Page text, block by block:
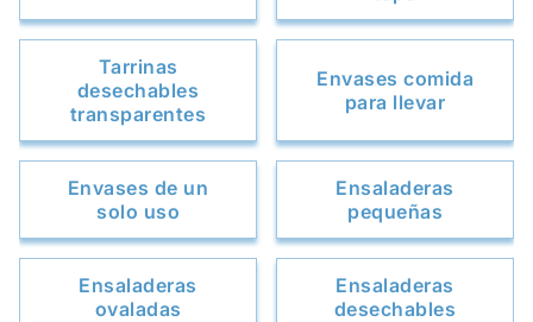
Tarrinas
desechables
transparentes
Envases comida
para llevar
Envases de un
solo uso
Ensaladeras
pequeñas
Ensaladeras
ovaladas
Ensaladeras
desechables